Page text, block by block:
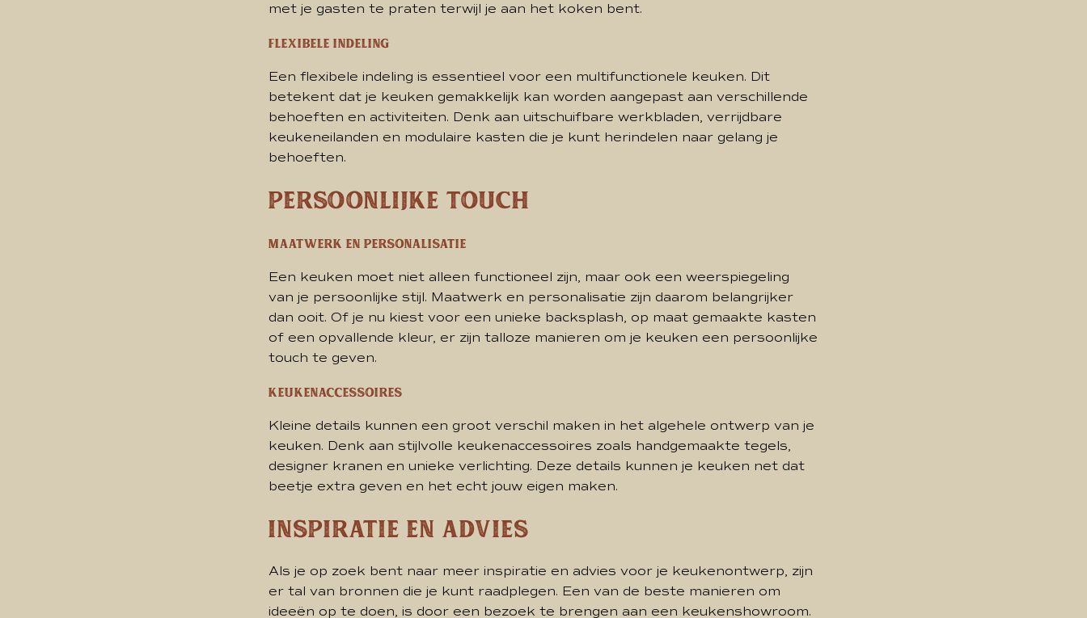
met je gasten te praten terwijl je aan het koken bent.
Flexibele indeling
Een flexibele indeling is essentieel voor een multifunctionele keuken. Dit
betekent dat je keuken gemakkelijk kan worden aangepast aan verschillende
behoeften en activiteiten. Denk aan uitschuifbare werkbladen, verrijdbare
keukeneilanden en modulaire kasten die je kunt herindelen naar gelang je
behoeften.
Persoonlijke touch
Maatwerk en personalisatie
Een keuken moet niet alleen functioneel zijn, maar ook een weerspiegeling
van je persoonlijke stijl. Maatwerk en personalisatie zijn daarom belangrijker
dan ooit. Of je nu kiest voor een unieke backsplash, op maat gemaakte kasten
of een opvallende kleur, er zijn talloze manieren om je keuken een persoonlijke
touch te geven.
Keukenaccessoires
Kleine details kunnen een groot verschil maken in het algehele ontwerp van je
keuken. Denk aan stijlvolle keukenaccessoires zoals handgemaakte tegels,
designer kranen en unieke verlichting. Deze details kunnen je keuken net dat
beetje extra geven en het echt jouw eigen maken.
Inspiratie en advies
Als je op zoek bent naar meer inspiratie en advies voor je keukenontwerp, zijn
er tal van bronnen die je kunt raadplegen. Een van de beste manieren om
ideeën op te doen, is door een bezoek te brengen aan een keukenshowroom.